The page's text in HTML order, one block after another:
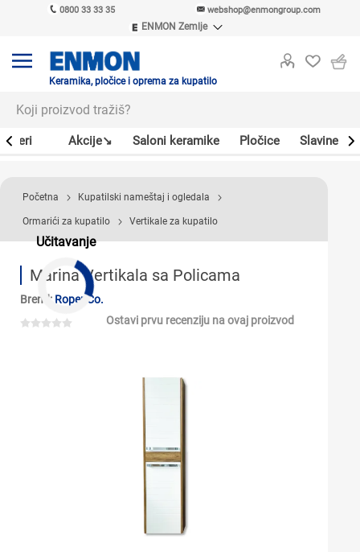
0800 33 33 35 webshop@enmongroup.com
ENMON Zemlje
ENMON MKD
Keramika, pločice i oprema za kupatilo
Akcije↘ Saloni keramike Pločice Slavine
Učitavanje
Početna Kupatilski nameštaj i ogledala
Ormarići za kupatilo Vertikale za kupatilo
Marina Vertikala sa Policama
Brend: Roper Co.
Ostavi prvu recenziju na ovaj proizvod